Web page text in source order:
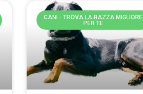
CANI - TROVA LA RAZZA MIGLIORE
PER TE